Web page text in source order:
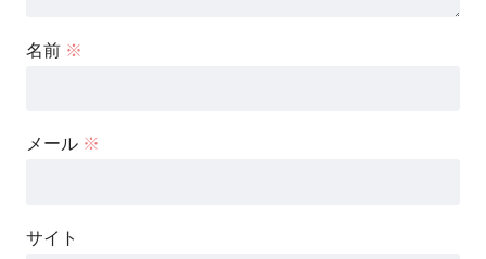
名前 ※
メール ※
サイト